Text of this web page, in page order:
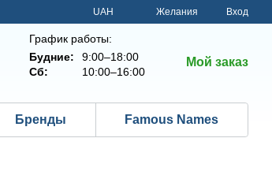
UAH Желания Вход
График работы:
Будние:
9:00–18:00
Сб:
10:00–16:00
Мой заказ
Бренды Famous Names